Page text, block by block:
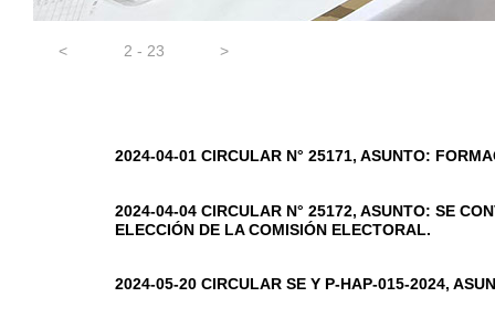
2 - 23
< >
2024-04-01 CIRCULAR N° 25171, ASUNTO:
2024-04-04 CIRCULAR N° 25172, ASUNTO: SE
ELECCIÓN DE LA COMISIÓN ELECTORAL.
2024-05-20 CIRCULAR SE Y P-HAP-015-2024,